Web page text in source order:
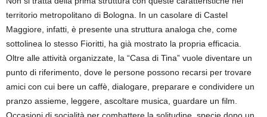
territorio metropolitano di Bologna. In un casolare di Castel
Maggiore, infatti, è presente una struttura analoga che, come
sottolinea lo stesso Fioritti, ha già mostrato la propria efficacia.
Oltre alle attività organizzate, la “Casa di Tina” vuole diventare un
punto di riferimento, dove le persone possono recarsi per trovare
amici con cui bere un caffè, dialogare, preparare e condividere un
pranzo assieme, leggere, ascoltare musica, guardare un film.